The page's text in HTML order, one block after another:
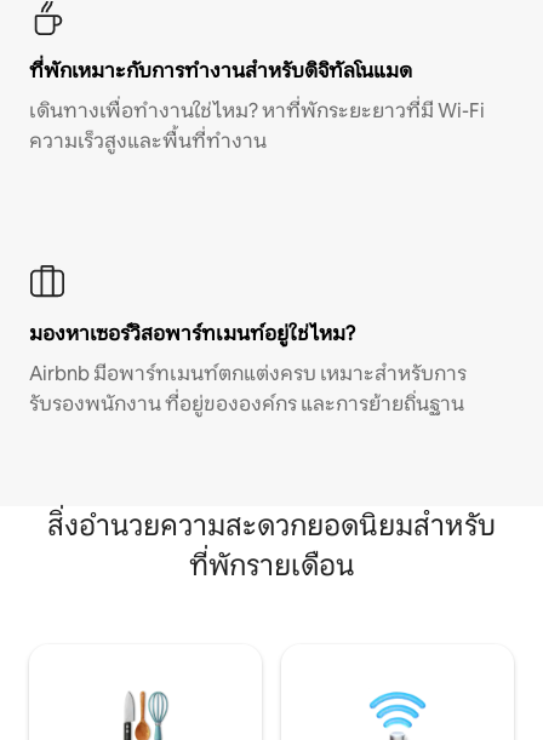
ที่พักเหมาะกับการทำงานสำหรับดิจิทัลโนแมด
เดินทางเพื่อทำงานใช่ไหม? หาที่พักระยะยาวที่มี Wi-Fi
ความเร็วสูงและพื้นที่ทำงาน
มองหาเซอร์วิสอพาร์ทเมนท์อยู่ใช่ไหม?
Airbnb มีอพาร์ทเมนท์ตกแต่งครบ เหมาะสำหรับการ
รับรองพนักงาน ที่อยู่ขององค์กร และการย้ายถิ่นฐาน
สิ่งอำนวยความสะดวกยอดนิยมสำหรับ
ที่พักรายเดือน